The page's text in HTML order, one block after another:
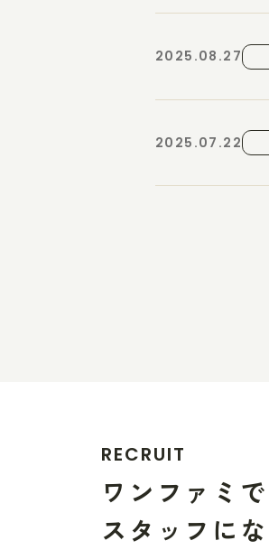
2025.08.27
2025.07.22
RECRUIT
ワ ン フ ァ ミ で
ス タ ッ フ に な